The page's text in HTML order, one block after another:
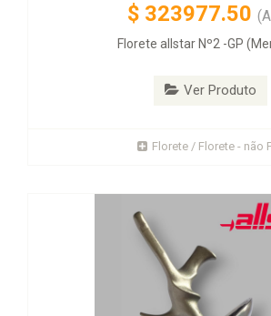
$ 323977.50
Florete allstar Nº2 -GP
Ver Produto
Florete / Florete - não